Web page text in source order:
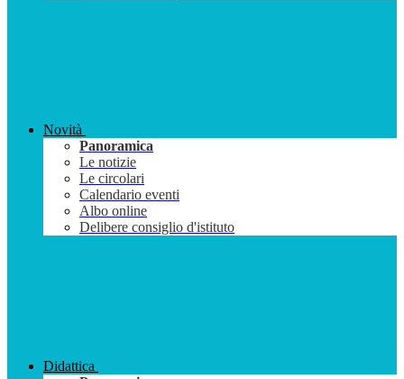
Novità
Panoramica
Le notizie
Le circolari
Calendario eventi
Albo online
Delibere consiglio d'istituto
Didattica